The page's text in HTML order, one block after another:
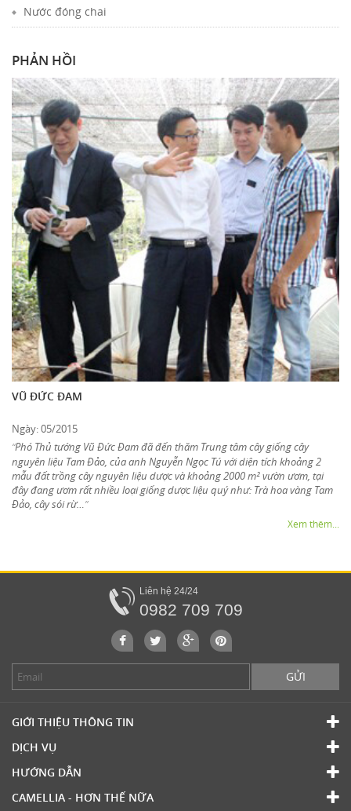
Nước đóng chai
PHẢN HỒI
VŨ ĐỨC ĐAM
Ngày: 05/2015
“Phó Thủ tướng Vũ Đức Đam đã đến thăm Trung tâm cây giống cây
nguyên liệu Tam Đảo, của anh Nguyễn Ngọc Tú với diện tích khoảng 2
mẫu đất trồng cây nguyên liệu dược và khoảng 2000 m² vườn ươm, tại
đây đang ươm rất nhiều loại giống dược liệu quý như: Trà hoa vàng Tam
Đảo, cây sói rừ… ”
Xem thêm...
Liên hệ 24/24
0982 709 709
GỬI
GIỚI THIỆU THÔNG TIN
DỊCH VỤ
HƯỚNG DẪN
CAMELLIA - HƠN THẾ NỮA